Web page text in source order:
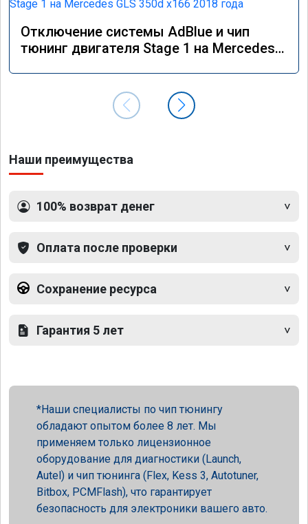
Отключение системы AdBlue и чип
тюнинг двигателя Stage 1 на Mercedes
Наши преимущества
100% возврат денег
Оплата после проверки
Сохранение ресурса
Гарантия 5 лет
Наши специалисты по чип тюнингу
обладают опытом более 8 лет. Мы
применяем только лицензионное
оборудование для диагностики (Launch,
Autel) и чип тюнинга (Flex, Kess 3, Autotuner,
Bitbox, PCMFlash), что гарантирует
безопасность для электроники вашего авто.